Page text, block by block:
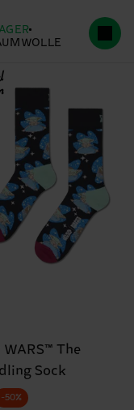
WARS™ The
Sock
Preis
-50%